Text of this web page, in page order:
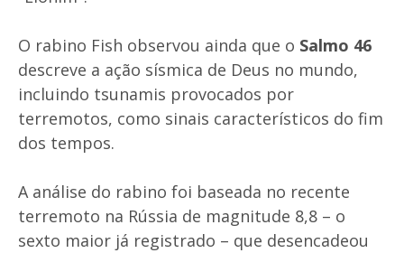
O rabino Fish observou ainda que o Salmo 46
descreve a ação sísmica de Deus no mundo,
incluindo tsunamis provocados por
terremotos, como sinais característicos do fim
dos tempos.
A análise do rabino foi baseada no recente
terremoto na Rússia de magnitude 8,8 – o
sexto maior já registrado – que desencadeou